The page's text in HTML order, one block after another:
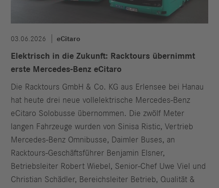
03.06.2026 eCitaro
Elektrisch in die Zukunft: Racktours übernimmt
erste Mercedes-Benz eCitaro
Die Racktours GmbH & Co. KG aus Erlensee bei Hanau
hat heute drei neue vollelektrische Mercedes-Benz
eCitaro Solobusse übernommen. Die zwölf Meter
langen Fahrzeuge wurden von Sinisa Ristic, Vertrieb
Mercedes-Benz Omnibusse, Daimler Buses, an
Racktours-Geschäftsführer Benjamin Elsner,
Betriebsleiter Robert Wiebel, Senior-Chef Uwe Viel und
Christian Schädler, Bereichsleiter Betrieb, Qualität &